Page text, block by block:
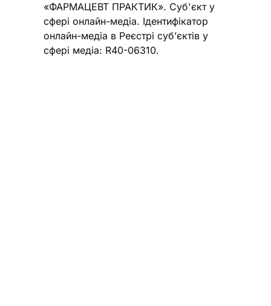
«ФАРМАЦЕВТ ПРАКТИК». Cуб'єкт у
сфері онлайн-медіа. Ідентифікатор
онлайн-медіа в Реєстрі суб’єктів у
сфері медіа: R40-06310.